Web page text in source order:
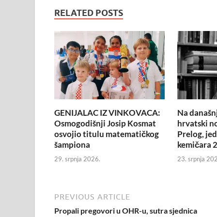
RELATED POSTS
GENIJALAC IZ VINKOVACA:
Osmogodišnji Josip Kosmat
osvojio titulu matematičkog
šampiona
29. srpnja 2026.
Na
hrvatski
Prelog,
kemičara
23. srpnja
PREVIOUS ARTICLE
Propali pregovori u OHR-u, sutra sjednica